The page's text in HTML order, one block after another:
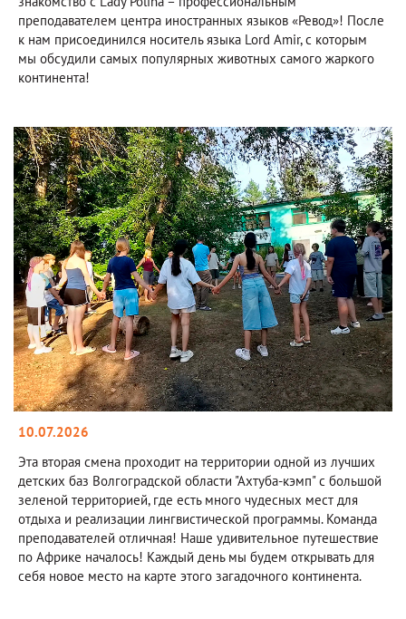
преподавателем центра иностранных языков «Ревод»! После
к нам присоединился носитель языка Lord Amir, с которым
мы обсудили самых популярных животных самого жаркого
континента!
10.07.2026
Эта вторая смена проходит на территории одной из лучших
детских баз Волгоградской области "Ахтуба-кэмп" с большой
зеленой территорией, где есть много чудесных мест для
отдыха и реализации лингвистической программы. Команда
преподавателей отличная! Наше удивительное путешествие
по Африке началось! Каждый день мы будем открывать для
себя новое место на карте этого загадочного континента.